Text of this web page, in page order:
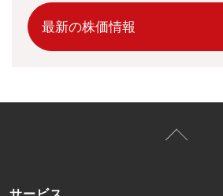
最新の株価情報